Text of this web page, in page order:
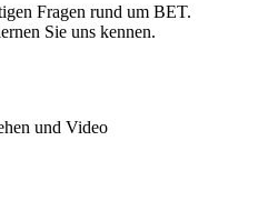
Fragen rund um BET.
Sie uns kennen.
und Video